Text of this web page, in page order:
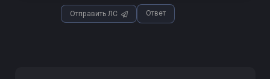
Отправить ЛС Ответ